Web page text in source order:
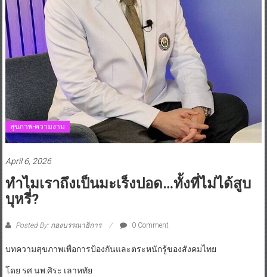
สุขภาพ-ความงาม
April 6, 2026
ทำไมเราถึงเป็นมะเร็งปอด…ทั้งที่ไม่ได้สูบ
บุหรี่?
Posted By: กองบรรณาธิการ 0 Comment
บทความสุขภาพเพื่อการป้องกันและตระหนักรู้ของสังคมไทย
โดย รศ.นพ.ศิระ เลาหทัย
ศัลยแพทย์ทรวงอกจากศูนย์ผ่าตัดส่องกล้อง โรงพยาบาลวชิรพยาบาล
รศ.นพ.ศิระ เลาหทัย ศัลยแพทย์ทรวงอกจากศูนย์ผ่าตัดส่องกล้อง โรง
พยาบาลวชิรพยาบาล กล่าวว่ามะเร็งปอดยังคงเป็นสาเหตุการเสียชีวิต